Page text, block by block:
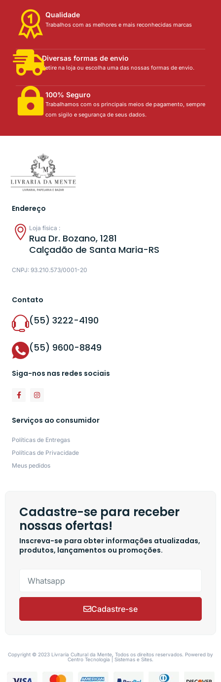
Qualidade
Trabalhos com as melhores e mais reconhecidas marcas
Diversas formas de envio
Retire na loja ou escolha uma das nossas formas de envio.
100% Seguro
Trabalhamos com os principais meios de pagamento, sempre
com sigilo e segurança de seus dados.
Endereço
Loja física :
Rua Dr. Bozano, 1281
Calçadão de Santa Maria-RS
CNPJ: 93.210.573/0001-20
Contato
(55) 3222-4190
(55) 9600-8849
Siga-nos nas redes sociais
Serviços ao consumidor
Políticas de Entregas
Políticas de Privacidade
Meus pedidos
Cadastre-se para receber
nossas ofertas!
Inscreva-se para obter informações atualizadas,
produtos, lançamentos ou promoções.
Cadastre-se
Copyright © 2023 Livraria Cultural da Mente, Todos os direitos reservados. Powered by
Centro Tecnologia | Sistemas e Sites.